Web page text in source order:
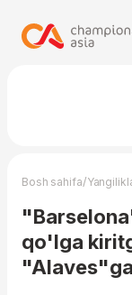
Bosh sahifa/
qo'lga